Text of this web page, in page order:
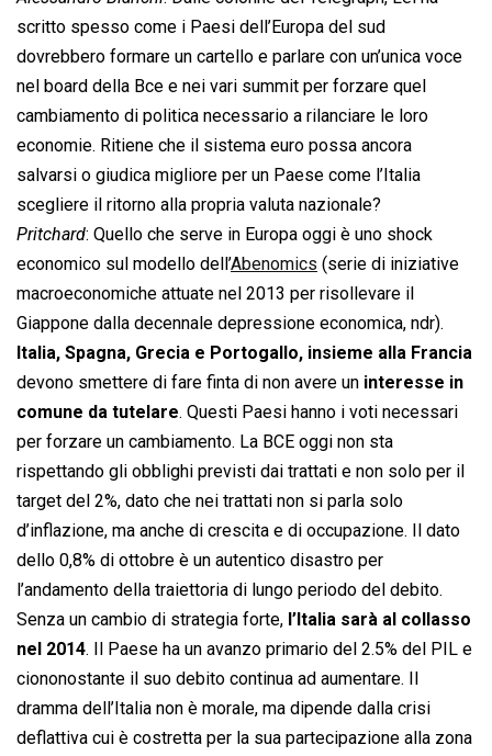
scritto spesso come i Paesi dell’Europa del sud
dovrebbero formare un cartello e parlare con un’unica voce
nel board della Bce e nei vari summit per forzare quel
cambiamento di politica necessario a rilanciare le loro
economie. Ritiene che il sistema euro possa ancora
salvarsi o giudica migliore per un Paese come l’Italia
scegliere il ritorno alla propria valuta nazionale?
Pritchard: Quello che serve in Europa oggi è uno shock
economico sul modello dell’Abenomics (serie di iniziative
macroeconomiche attuate nel 2013 per risollevare il
Giappone dalla decennale depressione economica, ndr).
Italia, Spagna, Grecia e Portogallo, insieme alla Francia
devono smettere di fare finta di non avere un interesse in
comune da tutelare. Questi Paesi hanno i voti necessari
per forzare un cambiamento. La BCE oggi non sta
rispettando gli obblighi previsti dai trattati e non solo per il
target del 2%, dato che nei trattati non si parla solo
d’inflazione, ma anche di crescita e di occupazione. Il dato
dello 0,8% di ottobre è un autentico disastro per
l’andamento della traiettoria di lungo periodo del debito.
Senza un cambio di strategia forte, l’Italia sarà al collasso
nel 2014. Il Paese ha un avanzo primario del 2.5% del PIL e
ciononostante il suo debito continua ad aumentare. Il
dramma dell’Italia non è morale, ma dipende dalla crisi
deflattiva cui è costretta per la sua partecipazione alla zona